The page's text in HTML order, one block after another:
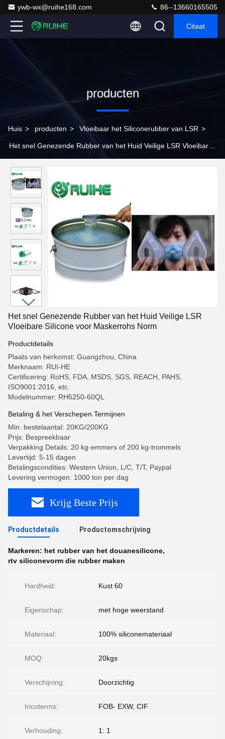
ywb-wx@ruihe168.com 86--13660165505
Citaat
producten
Huis > producten > Vloeibaar het Siliconerubber van LSR >
Het snel Genezende Rubber van het Huid Veilige LSR Vloeibare
Het snel Genezende Rubber van het Huid Veilige LSR
Vloeibare Silicone voor Maskerrohs Norm
Productdetails
Plaats van herkomst: Guangzhou, China
Merknaam: RUI-HE
Certificering: RoHS, FDA, MSDS, SGS, REACH, PAHS,
ISO9001:2016, etc.
Modelnummer: RH6250-60QL
Betaling & het Verschepen Termijnen
Min. bestelaantal: 20KG/200KG
Prijs: Bespreekbaar
Verpakking Details: 20 kg-emmers of 200 kg-trommels
Levertijd: 5-15 dagen
Betalingscondities: Western Union, L/C, T/T, Paypal
Levering vermogen: 1000 ton per dag
Krijg Beste Prijs
Productdetails Productomschrijving
Markeren: het rubber van het douanesilicone,
rtv siliconevorm die rubber maken
Hardheid: Kust 60
Eigenschap: met hoge weerstand
Materiaal: 100% siliconemateriaal
MOQ: 20kgs
Verschijning: Doorzichtig
Incoterms: FOB- EXW, CIF
Verhouding: 1: 1